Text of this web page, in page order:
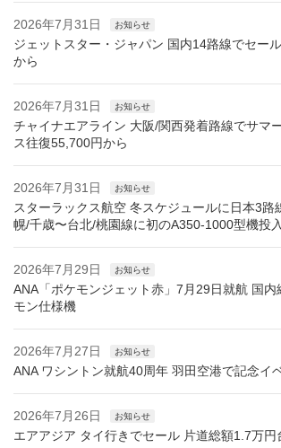
2026年7月31日 お知らせ
ジェットスター・ジャパン 国内14路線でセー
から
2026年7月31日 お知らせ
チャイナエアライン 大阪/関西発着路線でサマ
ス往復55,700円から
2026年7月31日 お知らせ
スターラックス航空 冬スケジュールに日本3路
幌/千歳〜台北/桃園線に初のA350-1000型機投入
2026年7月29日 お知らせ
ANA「ポケモンジェット赤」7月29日就航 国内
モン仕様機
2026年7月27日 お知らせ
ANA ワシントン就航40周年 羽田空港で記念イ
2026年7月26日 お知らせ
エアアジア タイ行きでセール 片道総額1.7万円